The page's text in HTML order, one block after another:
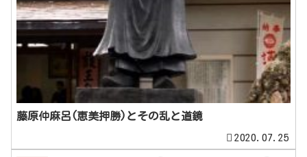
藤原仲麻呂(恵美押勝)とその乱と道鏡
2020.07.25